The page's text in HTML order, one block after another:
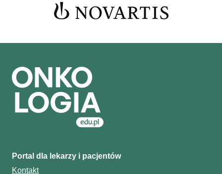
Portal dla lekarzy i pacjentów
Kontakt